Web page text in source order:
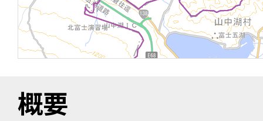
概要